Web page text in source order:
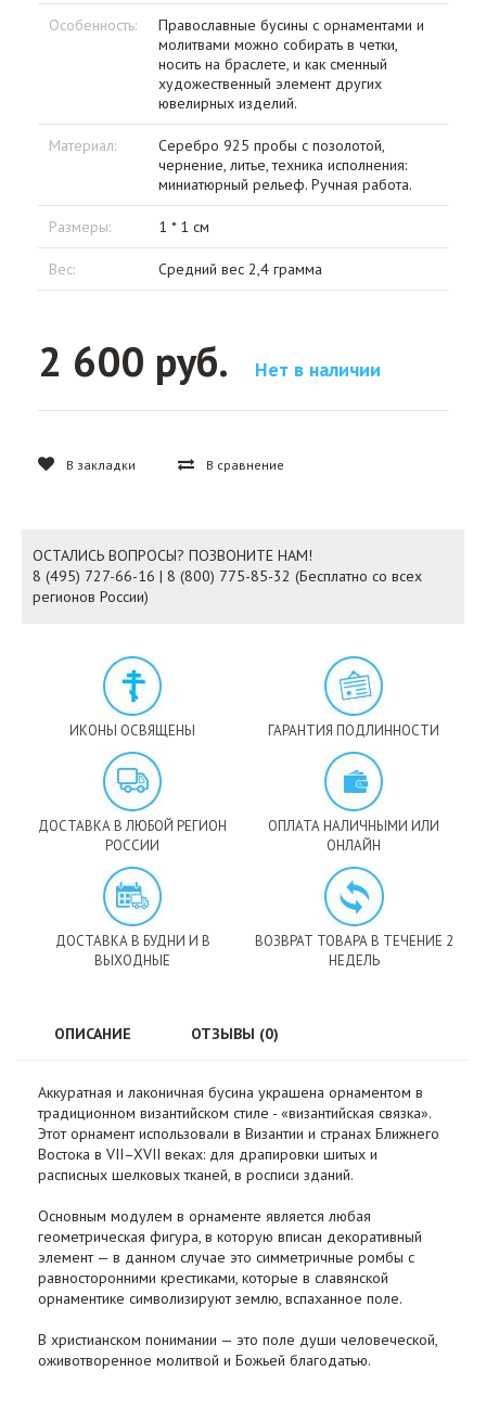
Особенность:
Православные бусины с орнаментами и
молитвами можно собирать в четки,
носить на браслете, и как сменный
художественный элемент других
ювелирных изделий.
Материал:
Серебро 925 пробы с позолотой,
чернение, литье, техника исполнения:
миниатюрный рельеф. Ручная работа.
Размеры: 1 * 1 см
Вес: Средний вес 2,4 грамма
2 600 руб. Нет в наличии
В закладки В сравнение
ОСТАЛИСЬ ВОПРОСЫ? ПОЗВОНИТЕ НАМ!
8 (495) 727-66-16 | 8 (800) 775-85-32 (Бесплатно со всех
регионов России)
ИКОНЫ ОСВЯЩЕНЫ ГАРАНТИЯ ПОДЛИННОСТИ
ДОСТАВКА В ЛЮБОЙ РЕГИОН
РОССИИ
ОПЛАТА НАЛИЧНЫМИ ИЛИ
ОНЛАЙН
ДОСТАВКА В БУДНИ И В
ВЫХОДНЫЕ
ВОЗВРАТ ТОВАРА В ТЕЧЕНИЕ 2
НЕДЕЛЬ
ОПИСАНИЕ ОТЗЫВЫ (0)
Аккуратная и лаконичная бусина украшена орнаментом в
традиционном византийском стиле - «византийская связка».
Этот орнамент использовали в Византии и странах Ближнего
Востока в VII–XVII веках: для драпировки шитых и
расписных шелковых тканей, в росписи зданий.
Основным модулем в орнаменте является любая
геометрическая фигура, в которую вписан декоративный
элемент — в данном случае это симметричные ромбы с
равносторонними крестиками, которые в славянской
орнаментике символизируют землю, вспаханное поле.
В христианском понимании — это поле души человеческой,
оживотворенное молитвой и Божьей благодатью.